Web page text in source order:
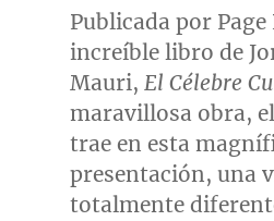
Publicada por
increíble libro de
Mauri, El Célebre
maravillosa obra,
trae en esta
presentación, una
totalmente